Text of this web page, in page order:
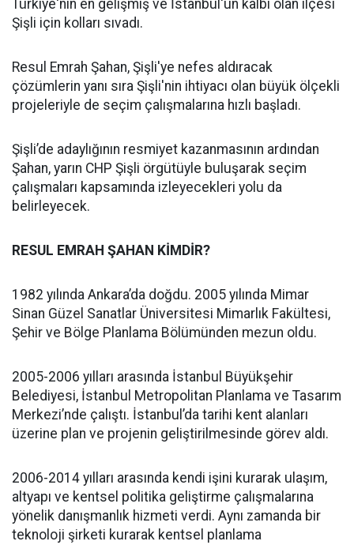
Türkiye'nin en gelişmiş ve İstanbul'un kalbi olan ilçesi
Şişli için kolları sıvadı.
Resul Emrah Şahan, Şişli'ye nefes aldıracak
çözümlerin yanı sıra Şişli'nin ihtiyacı olan büyük ölçekli
projeleriyle de seçim çalışmalarına hızlı başladı.
Şişli’de adaylığının resmiyet kazanmasının ardından
Şahan, yarın CHP Şişli örgütüyle buluşarak seçim
çalışmaları kapsamında izleyecekleri yolu da
belirleyecek.
RESUL EMRAH ŞAHAN KİMDİR?
1982 yılında Ankara’da doğdu. 2005 yılında Mimar
Sinan Güzel Sanatlar Üniversitesi Mimarlık Fakültesi,
Şehir ve Bölge Planlama Bölümünden mezun oldu.
2005-2006 yılları arasında İstanbul Büyükşehir
Belediyesi, İstanbul Metropolitan Planlama ve Tasarım
Merkezi’nde çalıştı. İstanbul’da tarihi kent alanları
üzerine plan ve projenin geliştirilmesinde görev aldı.
2006-2014 yılları arasında kendi işini kurarak ulaşım,
altyapı ve kentsel politika geliştirme çalışmalarına
yönelik danışmanlık hizmeti verdi. Aynı zamanda bir
teknoloji şirketi kurarak kentsel planlama